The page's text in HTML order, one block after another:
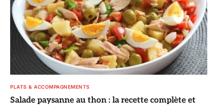
PLATS & ACCOMPAGNEMENTS
Salade paysanne au thon : la recette complète et